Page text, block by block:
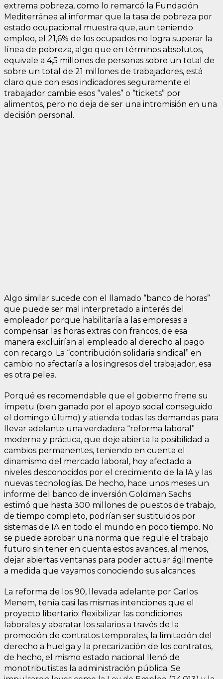
extrema pobreza, como lo remarcó la Fundación
Mediterránea al informar que la tasa de pobreza por
estado ocupacional muestra que, aun teniendo
empleo, el 21,6% de los ocupados no logra superar la
línea de pobreza, algo que en términos absolutos,
equivale a 4,5 millones de personas sobre un total de
sobre un total de 21 millones de trabajadores, está
claro que con esos indicadores seguramente el
trabajador cambie esos “vales” o “tickets” por
alimentos, pero no deja de ser una intromisión en una
decisión personal.
Algo similar sucede con el llamado “banco de horas”
que puede ser mal interpretado a interés del
empleador porque habilitaría a las empresas a
compensar las horas extras con francos, de esa
manera excluirían al empleado al derecho al pago
con recargo. La “contribución solidaria sindical” en
cambio no afectaría a los ingresos del trabajador, esa
es otra pelea.
Porqué es recomendable que el gobierno frene su
ímpetu (bien ganado por el apoyo social conseguido
el domingo último) y atienda todas las demandas para
llevar adelante una verdadera “reforma laboral”
moderna y práctica, que deje abierta la posibilidad a
cambios permanentes, teniendo en cuenta el
dinamismo del mercado laboral, hoy afectado a
niveles desconocidos por el crecimiento de la IA y las
nuevas tecnologías. De hecho, hace unos meses un
informe del banco de inversión Goldman Sachs
estimó que hasta 300 millones de puestos de trabajo,
de tiempo completo, podrían ser sustituidos por
sistemas de IA en todo el mundo en poco tiempo. No
se puede aprobar una norma que regule el trabajo
futuro sin tener en cuenta estos avances, al menos,
dejar abiertas ventanas para poder actuar ágilmente
a medida que vayamos conociendo sus alcances.
La reforma de los 90, llevada adelante por Carlos
Menem, tenía casi las mismas intenciones que el
proyecto libertario: flexibilizar las condiciones
laborales y abaratar los salarios a través de la
promoción de contratos temporales, la limitación del
derecho a huelga y la precarización de los contratos,
de hecho, el mismo estado nacional llenó de
monotributistas la administración pública. Se